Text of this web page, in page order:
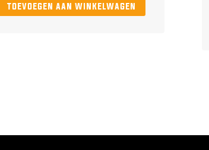
toevoegen aan winkelwagen